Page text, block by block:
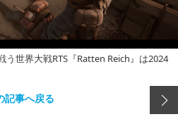
世界大戦RTS『Ratten Reich』は2024
記事へ戻る